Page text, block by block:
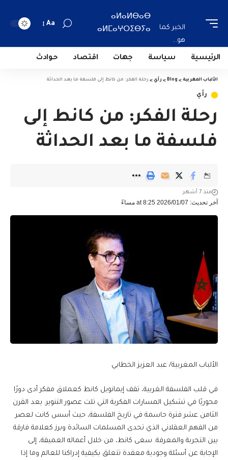
الخبر كما
هو...
ⴰⵍⴰⵍⴱⴰⴱ
ⴰⵍⵎⴰⵖⵔⵉⴱⵢⴰ
Aa
الرئيسية سياسة جهات اقتصاد حوادث
الألباب المغربية >
Blog
> رأي > رحلة الفكر: من كانط إلى فلسفة ما بعد الحداثة
رأي
رحلة الفكر: من كانط إلى
فلسفة ما بعد الحداثة
آخر تحديث: 2026/01/07 at 8:25 مساءً
منذ 7 أشهر
الألباب المغربية/ عبد العزيز الخطابي
في قلب الفلسفة الغربية، تقف إيمانويل كانط كعملاق مفكر أدى دورًا
محوريًا في تشكيل المسارات الفكرية التي تلت عصور التنوير. يعد القرن
الثامن عشر فترة حاسمة في تاريخ الفلسفة، حيث أسس كانت لعصر
من الفهم العقلاني الذي تحدى المسلمات السائدة وبرز كعلامة فارقة
بين التجربة والمعرفة. سعى كانط، من خلال أعماله العميقة، إلى
الإجابة عن أسئلة وجودية معقدة تتعلق بكيفية إدراكنا للعالم وما إذا